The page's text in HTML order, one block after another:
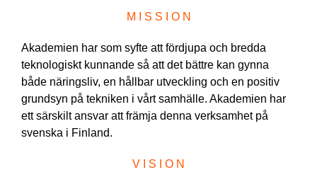
M I S S I O N
Akademien har som syfte att fördjupa och bredda
teknologiskt kunnande så att det bättre kan gynna
både näringsliv, en hållbar utveckling och en positiv
grundsyn på tekniken i vårt samhälle. Akademien har
ett särskilt ansvar att främja denna verksamhet på
svenska i Finland.
V I S I O N